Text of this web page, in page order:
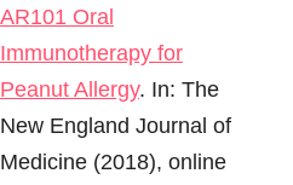
AR101 Oral
Immunotherapy for
Peanut Allergy. In: The
New England Journal of
Medicine (2018), online